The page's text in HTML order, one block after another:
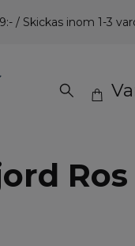
/ Skickas inom 1-3